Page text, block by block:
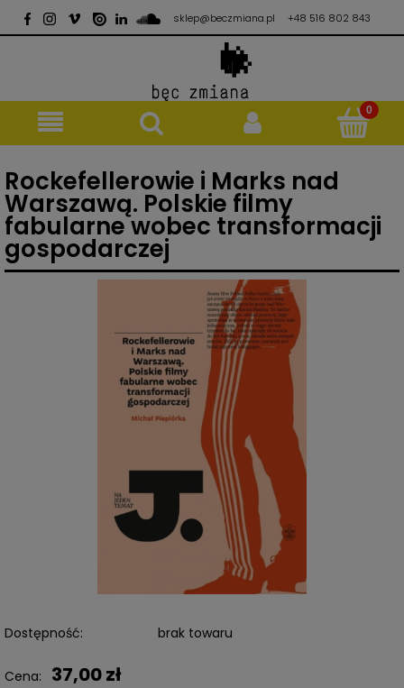
sklep@beczmiana.pl +48 516 802 843
Rockefellerowie i Marks nad
Warszawą. Polskie filmy
fabularne wobec transformacji
gospodarczej
Dostępność: brak towaru
Cena: 37,00 zł